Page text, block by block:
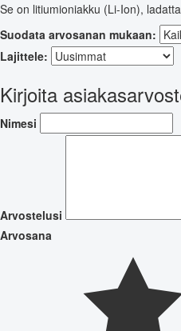
Se on litiumioniakku (Li-Ion),
Suodata arvosanan mukaan:
Lajittele:
Kirjoita
Nimesi
Arvostelusi
Arvosana